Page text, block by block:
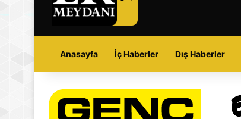
Anasayfa İç Haberler Dış Haberler